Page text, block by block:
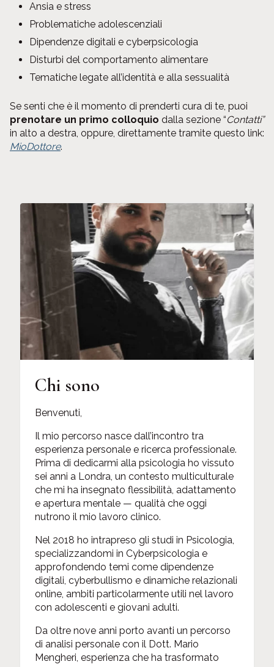
Ansia e stress
Problematiche adolescenziali
Dipendenze digitali e cyberpsicologia
Disturbi del comportamento alimentare
Tematiche legate all’identità e alla sessualità
Se senti che è il momento di prenderti cura di te, puoi
prenotare un primo colloquio dalla sezione “Contatti”
in alto a destra, oppure, direttamente tramite questo link:
MioDottore.
Chi sono
Benvenuti,
Il mio percorso nasce dall’incontro tra
esperienza personale e ricerca professionale.
Prima di dedicarmi alla psicologia ho vissuto
sei anni a Londra, un contesto multiculturale
che mi ha insegnato flessibilità, adattamento
e apertura mentale — qualità che oggi
nutrono il mio lavoro clinico.
Nel 2018 ho intrapreso gli studi in Psicologia,
specializzandomi in Cyberpsicologia e
approfondendo temi come dipendenze
digitali, cyberbullismo e dinamiche relazionali
online, ambiti particolarmente utili nel lavoro
con adolescenti e giovani adulti.
Da oltre nove anni porto avanti un percorso
di analisi personale con il Dott. Mario
Mengheri, esperienza che ha trasformato